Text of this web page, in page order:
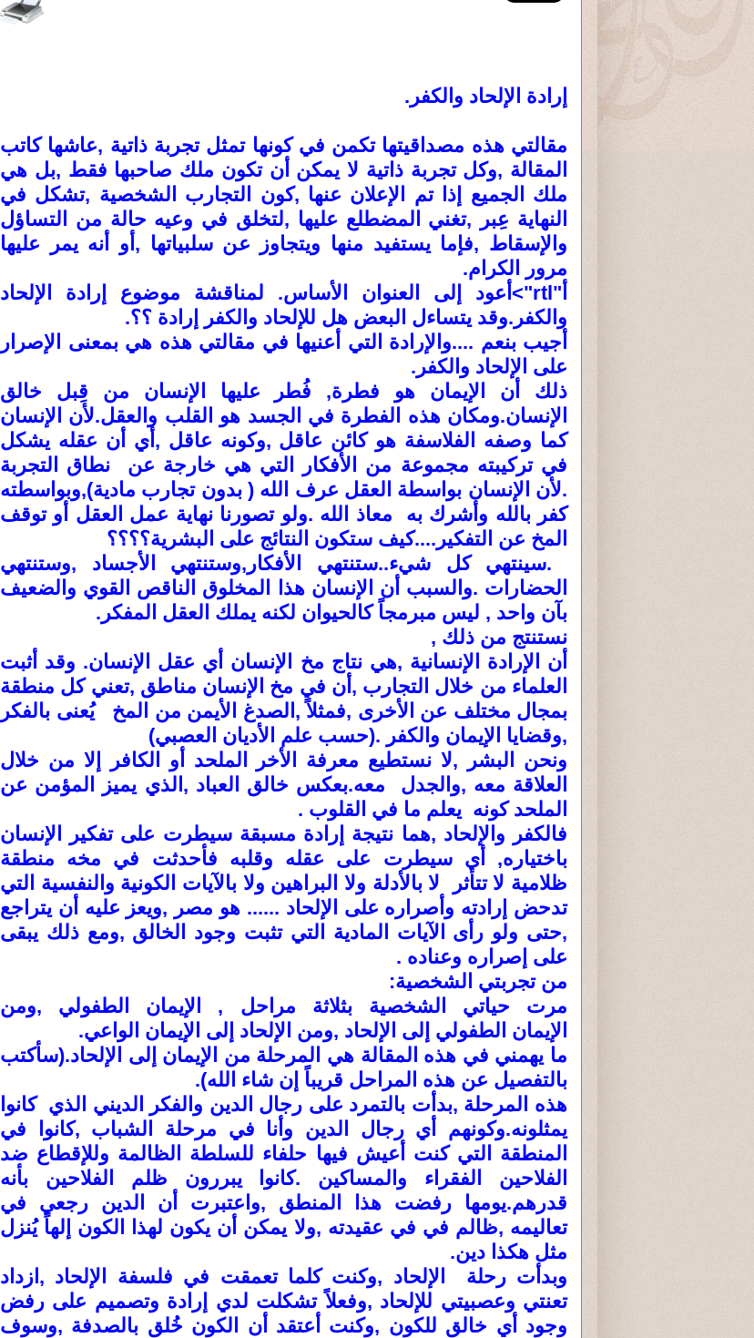
إرادة الإلحاد والكفر.
مقالتي هذه مصداقيتها تكمن في كونها تمثل تجربة ذاتية ,عاشها كاتب
المقالة ,وكل تجربة ذاتية لا يمكن أن تكون ملك صاحبها فقط ,بل هي
ملك الجميع إذا تم الإعلان عنها ,كون التجارب الشخصية ,تشكل في
النهاية عِبر ,تغني المضطلع عليها ,لتخلق في وعيه حالة من التساؤل
والإسقاط ,فإما يستفيد منها ويتجاوز عن سلبياتها ,أو أنه يمر عليها
مرور الكرام.
أ"rtl">أعود إلى العنوان الأساس. لمناقشة موضوع إرادة الإلحاد
والكفر.وقد يتساءل البعض هل للإلحاد والكفر إرادة ؟؟.
أجيب بنعم ....والإرادة التي أعنيها في مقالتي هذه هي بمعنى الإصرار
على الإلحاد والكفر.
ذلك أن الإيمان هو فطرة, فُطر عليها الإنسان من قِبل خالق
الإنسان.ومكان هذه الفطرة في الجسد هو القلب والعقل.لأن الإنسان
كما وصفه الفلاسفة هو كائن عاقل ,وكونه عاقل ,أي أن عقله يشكل
في تركيبته مجموعة من الأفكار التي هي خارجة عن نطاق التجربة
.لأن الإنسان بواسطة العقل عرف الله ( بدون تجارب مادية),وبواسطته
كفر بالله وأشرك به معاذ الله .ولو تصورنا نهاية عمل العقل أو توقف
المخ عن التفكير....كيف ستكون النتائج على البشرية؟؟؟؟
.سينتهي كل شيء..ستنتهي الأفكار,وستنتهي الأجساد ,وستنتهي
الحضارات .والسبب أن الإنسان هذا المخلوق الناقص القوي والضعيف
بآن واحد , ليس مبرمجاً كالحيوان لكنه يملك العقل المفكر.
نستنتج من ذلك ,
أن الإرادة الإنسانية ,هي نتاج مخ الإنسان أي عقل الإنسان. وقد أثبت
العلماء من خلال التجارب ,أن في مخ الإنسان مناطق ,تعني كل منطقة
بمجال مختلف عن الأخرى ,فمثلاً ,الصدغ الأيمن من المخ يُعنى بالفكر
,وقضايا الإيمان والكفر .(حسب علم الأديان العصبي)
ونحن البشر ,لا نستطيع معرفة الأخر الملحد أو الكافر إلا من خلال
العلاقة معه ,والجدل معه.بعكس خالق العباد ,الذي يميز المؤمن عن
الملحد كونه يعلم ما في القلوب .
فالكفر والإلحاد ,هما نتيجة إرادة مسبقة سيطرت على تفكير الإنسان
باختياره, أي سيطرت على عقله وقلبه فأحدثت في مخه منطقة
ظلامية لا تتأثر لا بالأدلة ولا البراهين ولا بالآيات الكونية والنفسية التي
تدحض إرادته وأصراره على الإلحاد ...... هو مصر ,ويعز عليه أن يتراجع
,حتى ولو رأى الآيات المادية التي تثبت وجود الخالق ,ومع ذلك يبقى
على إصراره وعناده .
من تجربتي الشخصية:
مرت حياتي الشخصية بثلاثة مراحل , الإيمان الطفولي ,ومن
الإيمان الطفولي إلى الإلحاد ,ومن الإلحاد إلى الإيمان الواعي.
ما يهمني في هذه المقالة هي المرحلة من الإيمان إلى الإلحاد.(سأكتب
بالتفصيل عن هذه المراحل قريباً إن شاء الله).
هذه المرحلة ,بدأت بالتمرد على رجال الدين والفكر الديني الذي كانوا
يمثلونه.وكونهم أي رجال الدين وأنا في مرحلة الشباب ,كانوا في
المنطقة التي كنت أعيش فيها حلفاء للسلطة الظالمة وللإقطاع ضد
الفلاحين الفقراء والمساكين .كانوا يبررون ظلم الفلاحين بأنه
قدرهم.يومها رفضت هذا المنطق ,واعتبرت أن الدين رجعي في
تعاليمه ,ظالم في في عقيدته ,ولا يمكن أن يكون لهذا الكون إلهاً يُنزل
مثل هكذا دين.
وبدأت رحلة الإلحاد ,وكنت كلما تعمقت في فلسفة الإلحاد ,ازداد
تعنتي وعصبيتي للإلحاد ,وفعلاً تشكلت لدي إرادة وتصميم على رفض
وجود أي خالق للكون ,وكنت أعتقد أن الكون خُلق بالصدفة ,وسوف